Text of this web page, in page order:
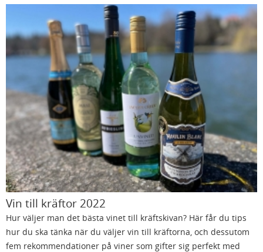
Vin till kräftor 2022
Hur väljer man det bästa vinet till kräftskivan? Här får du tips
hur du ska tänka när du väljer vin till kräftorna, och dessutom
fem rekommendationer på viner som gifter sig perfekt med